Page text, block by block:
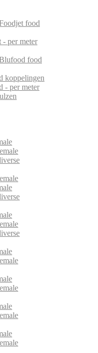
food
- per meter
food
koppelingen
- per meter